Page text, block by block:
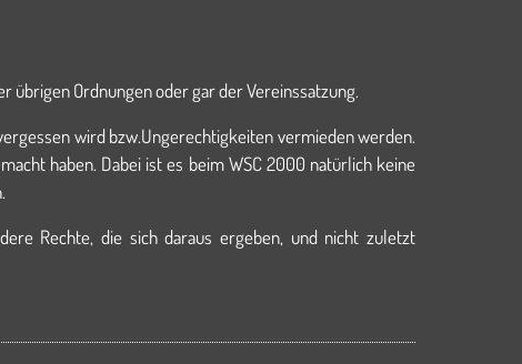
übrigen Ordnungen oder gar der Vereinssatzung.
wird bzw.Ungerechtigkeiten vermieden werden.
haben. Dabei ist es beim WSC 2000 natürlich keine
Rechte, die sich daraus ergeben, und nicht zuletzt